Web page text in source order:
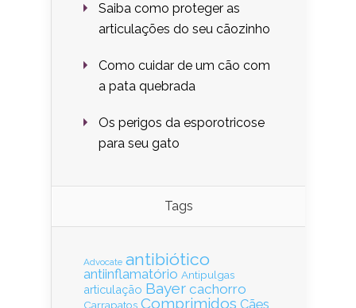
Saiba como proteger as
articulações do seu cãozinho
Como cuidar de um cão com
a pata quebrada
Os perigos da esporotricose
para seu gato
Tags
Advocate antibiótico
antiinflamatório Antipulgas
articulação Bayer cachorro
Carrapatos Comprimidos Cães